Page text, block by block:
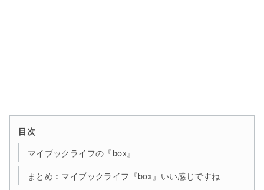
目次
マイブックライフの『box』
まとめ︰マイブックライフ『box』いい感じですね